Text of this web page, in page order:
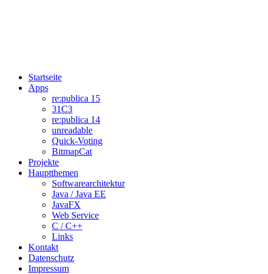
Startseite
Apps
re:publica 15
31C3
re:publica 14
unreadable
Quick-Voting
BitmapCat
Projekte
Hauptthemen
Softwarearchitektur
Java / Java EE
JavaFX
Web Service
C / C++
Links
Kontakt
Datenschutz
Impressum